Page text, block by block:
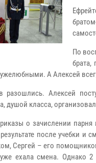
По
брата,
А Алексей
разошлись. Алексей
душой класса,
о зачислении
после учебки и
Сергей – его
ехала смена. Однако